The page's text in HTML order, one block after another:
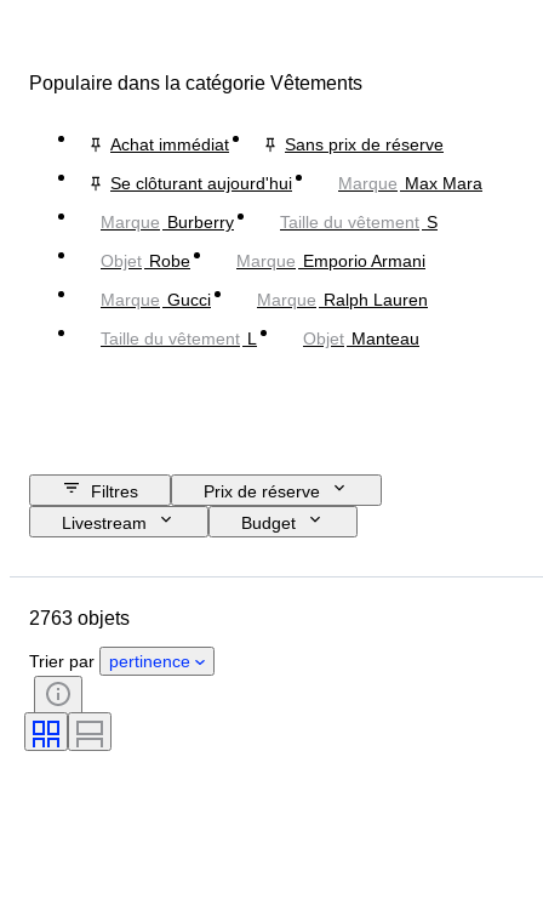
Populaire dans la catégorie Vêtements
Achat immédiat
Sans prix de réserve
Se clôturant aujourd'hui
Marque Max Mara
Marque Burberry Taille du vêtement S
Objet Robe Marque Emporio Armani
Marque Gucci Marque Ralph Lauren
Taille du vêtement L Objet Manteau
Filtres
Prix de réserve
Livestream
Budget
Pays d’origine
Genre
État
Style
Couleur
Taille du vêtement
Époque
2763 objets
Trier par pertinence